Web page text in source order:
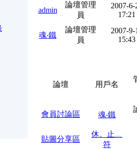
admin
論壇管理
員
2007-6-
17:21
魂‧鐵
論壇管理
員
2007-9-
15:43
論壇 用戶名
會員討論區 魂‧鐵
貼圖分享區
休。止﹏
符